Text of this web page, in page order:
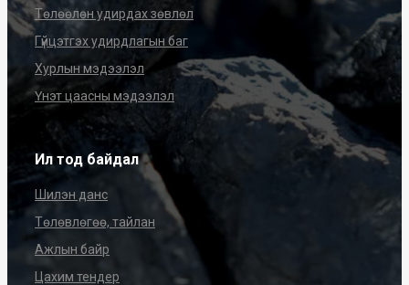
Төлөөлөн удирдах зөвлөл
Гүйцэтгэх удирдлагын баг
Хурлын мэдээлэл
Үнэт цаасны мэдээлэл
Ил тод байдал
Шилэн данс
Төлөвлөгөө, тайлан
Ажлын байр
Цахим тендер